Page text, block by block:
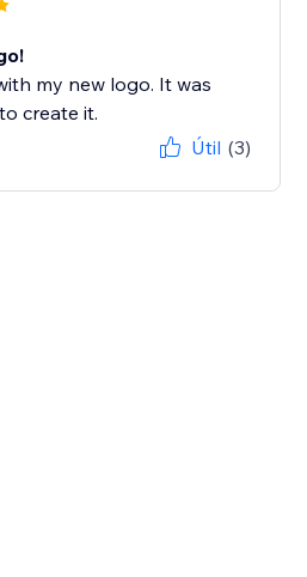
my new logo. It was
create it.
Útil (3)